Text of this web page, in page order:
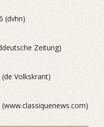
(dvhn)
Zeitung)
Volkskrant)